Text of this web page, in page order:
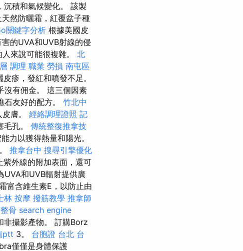
積和氣候變化。 該製
然防曬霜，紅覆盆子種
關鍵字分析 根據美國皮
的UVA和UVB射線的侵
來說可能很複雜。 北
調理 職業 勞損 南屯區
疹，發紅和噴發不足。
沒有佣金。 這三個因素
友好的配方。 竹北中
膚。 經絡調理證照 記
孔。 傳統整復推拿技
力以獲得熱量和陽光。
推拿台中 搜尋引擎優化
外線的附加表面，還可
UVA和UVB輻射提供廣
富含維生素E，以防止由
林 按摩 撥筋教學 推拿師
骨 search engine
非攝影產物。 訂購Borz
ptt 3。 台胞證 台北 台
僅僅是身體保護